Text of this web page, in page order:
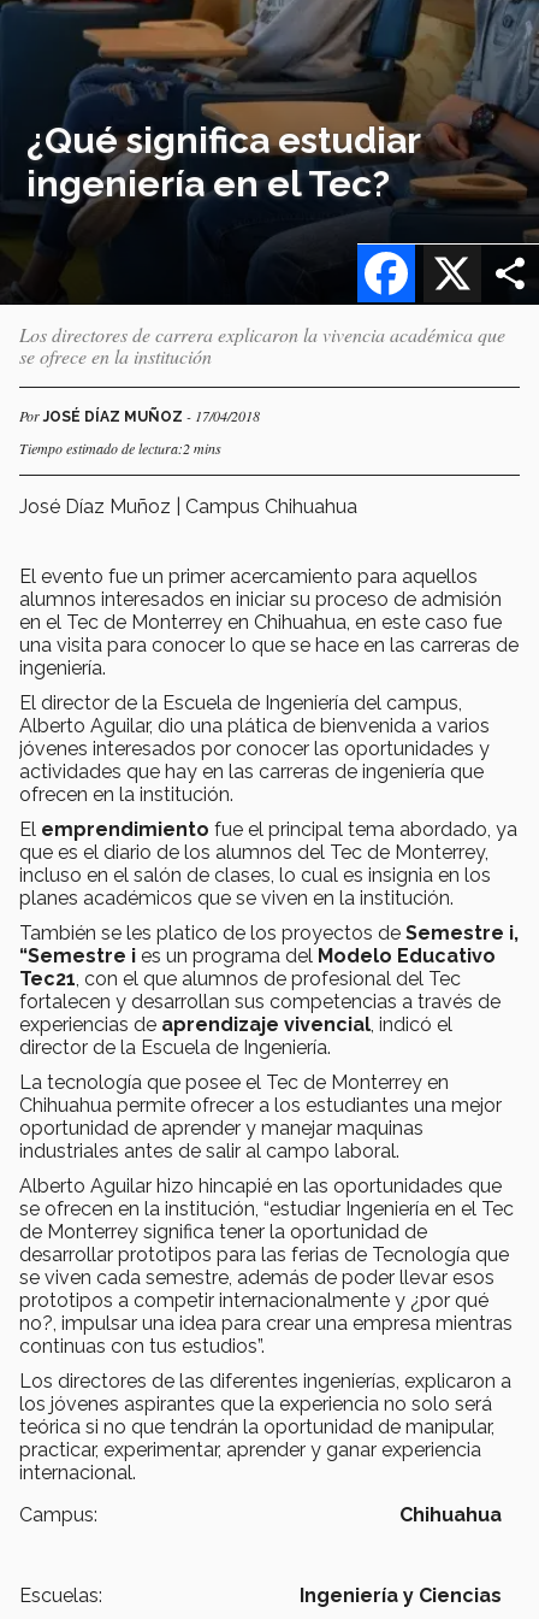
¿Qué significa estudiar
ingeniería en el Tec?
X
Facebook
Los directores de carrera explicaron la vivencia académica que
se ofrece en la institución
PorJOSÉ DÍAZ MUÑOZ - 17/04/2018
Tiempo estimado de lectura:2 mins
José Díaz Muñoz | Campus Chihuahua
El evento fue un primer acercamiento para aquellos
alumnos interesados en iniciar su proceso de admisión
en el Tec de Monterrey en Chihuahua, en este caso fue
una visita para conocer lo que se hace en las carreras de
ingeniería.
El director de la Escuela de Ingeniería del campus,
Alberto Aguilar, dio una plática de bienvenida a varios
jóvenes interesados por conocer las oportunidades y
actividades que hay en las carreras de ingeniería que
ofrecen en la institución.
El emprendimiento fue el principal tema abordado, ya
que es el diario de los alumnos del Tec de Monterrey,
incluso en el salón de clases, lo cual es insignia en los
planes académicos que se viven en la institución.
También se les platico de los proyectos de Semestre i,
“Semestre i es un programa del Modelo Educativo
Tec21 , con el que alumnos de profesional del Tec
fortalecen y desarrollan sus competencias a través de
experiencias de aprendizaje vivencial , indicó el
director de la Escuela de Ingeniería.
La tecnología que posee el Tec de Monterrey en
Chihuahua permite ofrecer a los estudiantes una mejor
oportunidad de aprender y manejar maquinas
industriales antes de salir al campo laboral.
Alberto Aguilar hizo hincapié en las oportunidades que
se ofrecen en la institución, “estudiar Ingeniería en el Tec
de Monterrey significa tener la oportunidad de
desarrollar prototipos para las ferias de Tecnología que
se viven cada semestre, además de poder llevar esos
prototipos a competir internacionalmente y ¿por qué
no?, impulsar una idea para crear una empresa mientras
continuas con tus estudios”.
Los directores de las diferentes ingenierías, explicaron a
los jóvenes aspirantes que la experiencia no solo será
teórica si no que tendrán la oportunidad de manipular,
practicar, experimentar, aprender y ganar experiencia
internacional.
Campus:
Chihuahua
Escuelas: Ingeniería y Ciencias